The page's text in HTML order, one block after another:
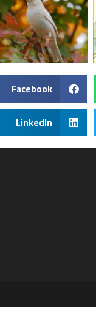
Facebook
LinkedIn